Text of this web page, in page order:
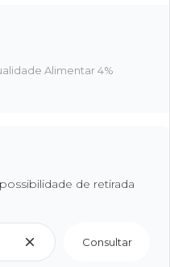
Alimentar 4%
de retirada
Consultar